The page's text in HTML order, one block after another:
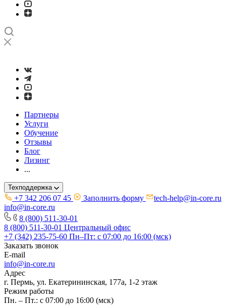
Партнеры
Услуги
Обучение
Отзывы
Блог
Лизинг
...
Техподдержка
+7 342 206 07 45 Заполнить форму
tech-help@in-core.ru
info@in-core.ru
8 (800) 511-30-01
8 (800) 511-30-01 Центральный офис
+7 (342) 235-75-60 Пн–Пт: с 07:00 до 16:00 (мск)
Заказать звонок
E-mail
info@in-core.ru
Адрес
г. Пермь, ул. ​Екатерининская, 177а, ​1-2 этаж
Режим работы
Пн. – Пт.: с 07:00 до 16:00 (мск)